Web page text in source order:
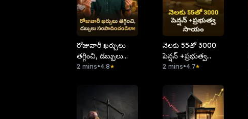
రోజువారీ ఖర్చులు
తగ్గించి, డబ్బులు
సంపాదించండిలా!
2 mins•4.8★
నెలకు 55తో 3000
పెన్షన్ +ప్రభుత్వ
సాయం
2 mins•4.7★